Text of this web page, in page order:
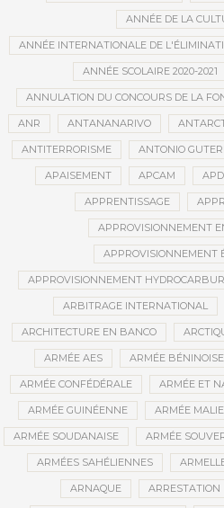
ANNÉE DE LA
ANNÉE INTERNATIONALE DE
ANNÉE SCOLAIRE 2020-2021
ANNULATION DU CONCOURS DE LA
ANR ANTANANARIVO
ANTITERRORISME ANTONIO
APAISEMENT APCAM APD
APPRENTISSAGE
APPROVISIONNEMENT
APPROVISIONNEMENT
APPROVISIONNEMENT
ARBITRAGE INTERNATIONAL
ARCHITECTURE EN BANCO
ARMÉE AES ARMÉE BÉNINOISE
ARMÉE CONFÉDÉRALE ARMÉE ET
ARMÉE GUINÉENNE ARMÉE
ARMÉE SOUDANAISE ARMÉE
ARMÉES SAHÉLIENNES
ARNAQUE ARRESTATION